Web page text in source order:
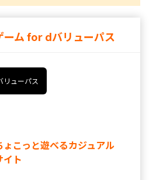
ーム for dバリューパス
リューパス
こっと遊べるカジュアル
ト